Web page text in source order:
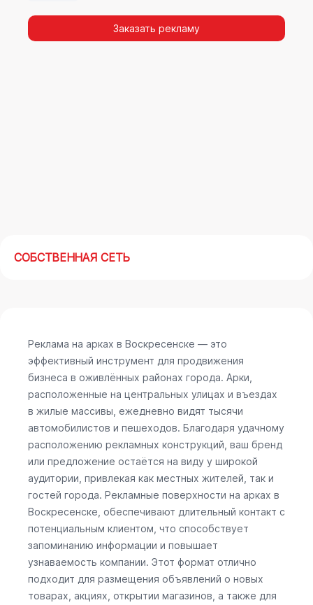
повторных контактов.Заказать рекламу
СОБСТВЕННАЯ СЕТЬ
Реклама на арках в Воскресенске — это
эффективный инструмент для продвижения
бизнеса в оживлённых районах города. Арки,
расположенные на центральных улицах и въездах
в жилые массивы, ежедневно видят тысячи
автомобилистов и пешеходов. Благодаря удачному
расположению рекламных конструкций, ваш бренд
или предложение остаётся на виду у широкой
аудитории, привлекая как местных жителей, так и
гостей города. Рекламные поверхности на арках в
Воскресенске, обеспечивают длительный контакт с
потенциальным клиентом, что способствует
запоминанию информации и повышает
узнаваемость компании. Этот формат отлично
подходит для размещения объявлений о новых
товарах, акциях, открытии магазинов, а также для